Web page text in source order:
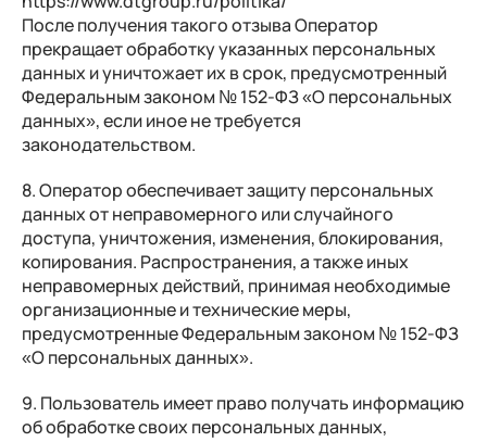
После получения такого отзыва Оператор
прекращает обработку указанных персональных
данных и уничтожает их в срок, предусмотренный
Федеральным законом № 152-ФЗ «О персональных
данных», если иное не требуется
законодательством.
8. Оператор обеспечивает защиту персональных
данных от неправомерного или случайного
доступа, уничтожения, изменения, блокирования,
копирования. Распространения, а также иных
неправомерных действий, принимая необходимые
организационные и технические меры,
предусмотренные Федеральным законом № 152-ФЗ
«О персональных данных».
9. Пользователь имеет право получать информацию
об обработке своих персональных данных,